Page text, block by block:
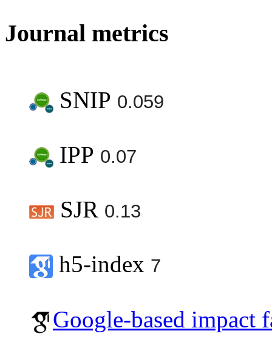
Journal metrics
SNIP 0.059
IPP 0.07
SJR 0.13
h5-index 7
Google-based impact